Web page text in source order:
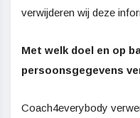
verwijderen wij deze
Met welk doel en op
persoonsgegevens
Coach4everybody